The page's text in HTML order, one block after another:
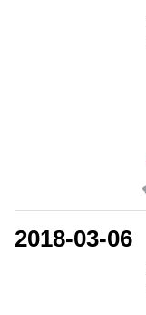
2018-03-06